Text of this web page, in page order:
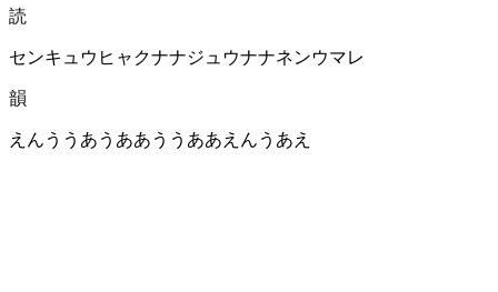
読
センキュウヒャクナナジュウナナネンウマレ
韻
えんううあうああううああえんうあえ